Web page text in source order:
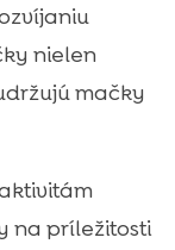
nielen
mačky
na príležitosti